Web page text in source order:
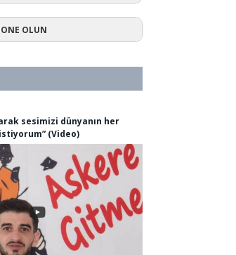
OLUN
sesimizi dünyanın her
(Video)